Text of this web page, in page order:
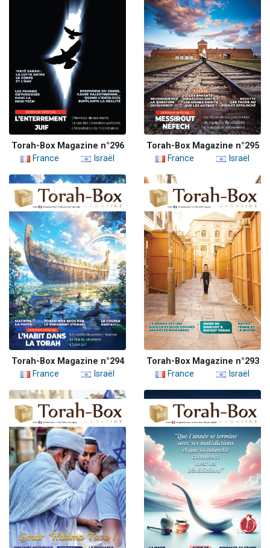
Torah-Box Magazine n°296
France
Israël
Torah-Box Magazine n°295
France
Israël
Torah-Box Magazine n°294
France
Israël
Torah-Box Magazine n°293
France
Israël